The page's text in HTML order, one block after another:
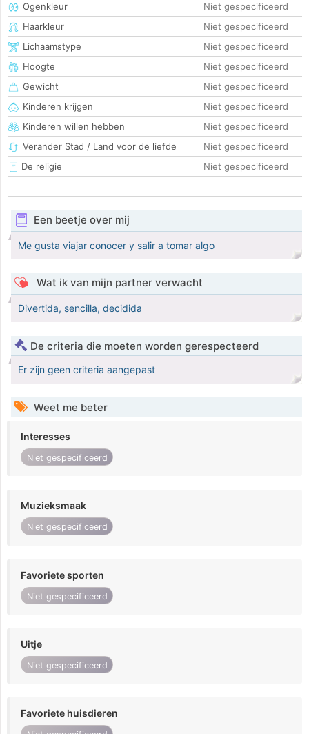
Ogenkleur
Niet gespecificeerd
Haarkleur
Niet gespecificeerd
Lichaamstype
Niet gespecificeerd
Hoogte
Niet gespecificeerd
Gewicht
Niet gespecificeerd
Kinderen krijgen
Niet gespecificeerd
Kinderen willen hebben
Niet gespecificeerd
Verander Stad / Land voor de liefde
Niet gespecificeerd
De religie
Niet gespecificeerd
Een beetje over mij
Me gusta viajar conocer y salir a tomar algo
Wat ik van mijn partner verwacht
Divertida, sencilla, decidida
De criteria die moeten worden gerespecteerd
Er zijn geen criteria aangepast
Weet me beter
Interesses
Niet gespecificeerd
Muzieksmaak
Niet gespecificeerd
Favoriete sporten
Niet gespecificeerd
Uitje
Niet gespecificeerd
Favoriete huisdieren